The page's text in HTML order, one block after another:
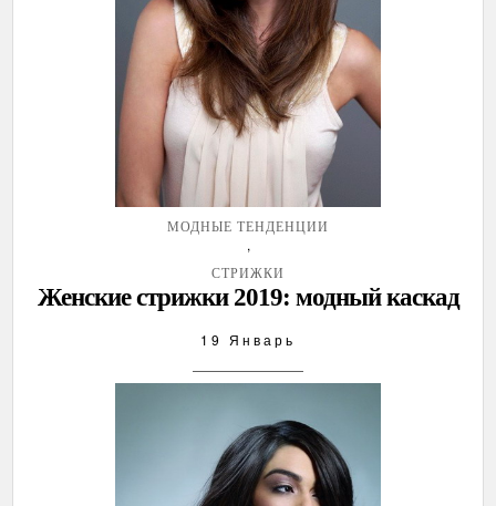
МОДНЫЕ ТЕНДЕНЦИИ
,
СТРИЖКИ
Женские стрижки 2019: модный каскад
19 Январь